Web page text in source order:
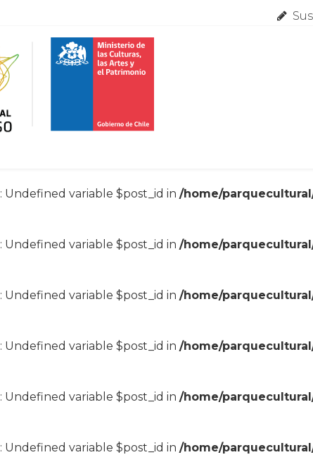
: Undefined variable $post_id in/home/
: Undefined variable $post_id in/home/
: Undefined variable $post_id in/home/
: Undefined variable $post_id in/home/
: Undefined variable $post_id in/home/
: Undefined variable $post_id in/home/